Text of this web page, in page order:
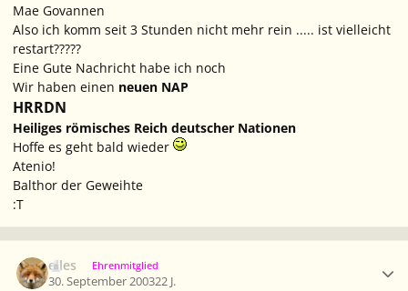
Mae Govannen
Also ich komm seit 3 Stunden nicht mehr rein ..... ist vielleicht
restart?????
Eine Gute Nachricht habe ich noch
Wir haben einen neuen NAP
HRRDN
Heiliges römisches Reich deutscher Nationen
Hoffe es geht bald wieder
Atenio!
Balthor der Geweihte
:T
elles Ehrenmitglied
30. September 200322 J.